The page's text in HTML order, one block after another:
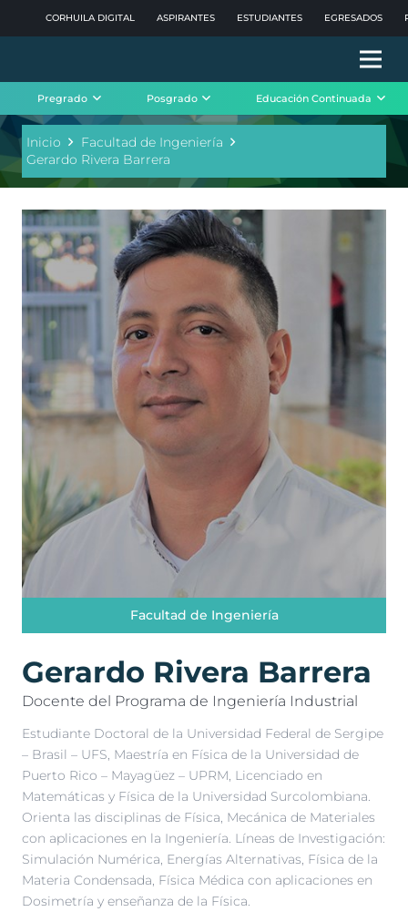
CORHUILA DIGITAL ASPIRANTES ESTUDIANTES EGRESADOS
Pregrado Posgrado Educación Continuada
Inicio
Facultad de Ingeniería
Gerardo Rivera Barrera
Facultad de Ingeniería
Gerardo Rivera Barrera
Docente del Programa de Ingeniería Industrial
Estudiante Doctoral de la Universidad Federal de Sergipe
– Brasil – UFS, Maestría en Física de la Universidad de
Puerto Rico – Mayagüez – UPRM, Licenciado en
Matemáticas y Física de la Universidad Surcolombiana.
Orienta las disciplinas de Física, Mecánica de Materiales
con aplicaciones en la Ingeniería. Líneas de Investigación:
Simulación Numérica, Energías Alternativas, Física de la
Materia Condensada, Física Médica con aplicaciones en
Dosimetría y enseñanza de la Física.